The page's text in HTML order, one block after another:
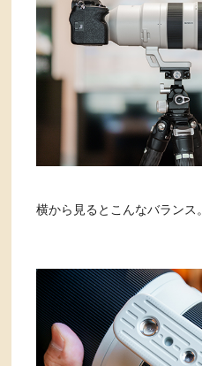
横から見るとこんなバランス。